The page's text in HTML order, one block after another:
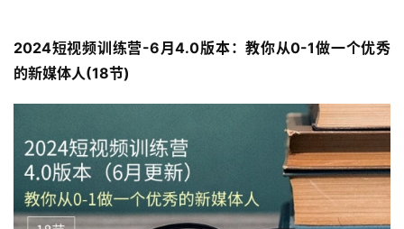
2024短视频训练营-6月4.0版本：教你从0-1做一个优秀
的新媒体人(18节)